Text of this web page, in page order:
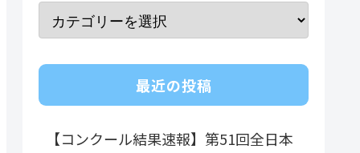
最近の投稿
【コンクール結果速報】第51回全日本